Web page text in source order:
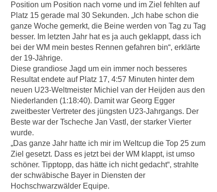
Position um Position nach vorne und im Ziel fehlten auf
Platz 15 gerade mal 30 Sekunden. „Ich habe schon die
ganze Woche gemerkt, die Beine werden von Tag zu Tag
besser. Im letzten Jahr hat es ja auch geklappt, dass ich
bei der WM mein bestes Rennen gefahren bin“, erklärte
der 19-Jährige.
Diese grandiose Jagd um ein immer noch besseres
Resultat endete auf Platz 17, 4:57 Minuten hinter dem
neuen U23-Weltmeister Michiel van der Heijden aus den
Niederlanden (1:18:40). Damit war Georg Egger
zweitbester Vertreter des jüngsten U23-Jahrgangs. Der
Beste war der Tscheche Jan Vastl, der starker Vierter
wurde.
„Das ganze Jahr hatte ich mir im Weltcup die Top 25 zum
Ziel gesetzt. Dass es jetzt bei der WM klappt, ist umso
schöner. Tipptopp, das hätte ich nicht gedacht“, strahlte
der schwäbische Bayer in Diensten der
Hochschwarzwälder Equipe.